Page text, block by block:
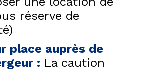
réserve de
place auprès de
: La caution